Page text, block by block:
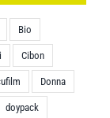
Bio
Cibon
Donna
doypack